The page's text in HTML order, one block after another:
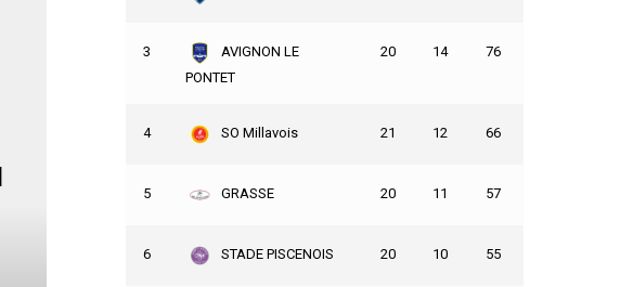
15 : 00
3
AVIGNON LE
PONTET
20 14 76
4 SO Millavois 21 12 66
5 GRASSE 20 11 57
6 STADE PISCENOIS 20 10 55